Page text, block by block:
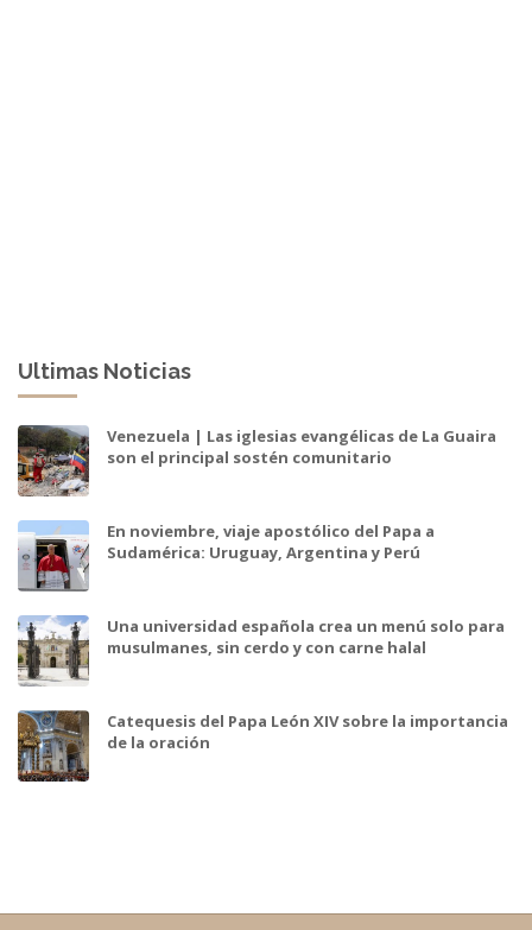
Ultimas Noticias
Venezuela | Las iglesias evangélicas de La Guaira
son el principal sostén comunitario
En noviembre, viaje apostólico del Papa a
Sudamérica: Uruguay, Argentina y Perú
Una universidad española crea un menú solo para
musulmanes, sin cerdo y con carne halal
Catequesis del Papa León XIV sobre la importancia
de la oración